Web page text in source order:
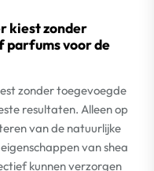
kiest zonder
parfums voor de
zonder toegevoegde
resultaten. Alleen op
van de natuurlijke
van shea
kunnen verzorgen